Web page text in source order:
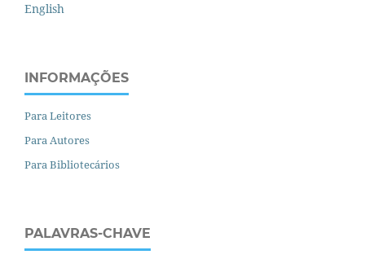
English
INFORMAÇÕES
Para Leitores
Para Autores
Para Bibliotecários
PALAVRAS-CHAVE